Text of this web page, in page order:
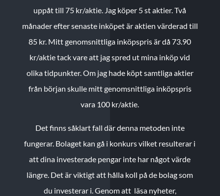
uppåt till 75 kr/aktie. Jag köper 5 st aktier.Två
månader efter senaste inköpet är aktien värderad till
85 kr. Mitt genomsnittliga inköpspris är då 73.90
kr/aktie tack vare att jag spred ut mina inköp vid
olika tidpunkter. Om jag hade köpt samtliga aktier
från början skulle mitt genomsnittliga inköpspris
vara 100 kr/aktie.
Det finns såklart fall där denna metoden inte
fungerar. Bolaget kan gå i konkurs vilket resulterar i
att dina investerade pengar inte har något värde
längre. Det är viktigt att hålla koll på de bolag som
du investerar i. Genom att läsa nyheter,